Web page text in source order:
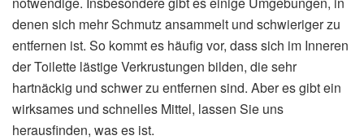
denen sich mehr Schmutz ansammelt und schwieriger zu
entfernen ist. So kommt es häufig vor, dass sich im Inneren
der Toilette lästige Verkrustungen bilden, die sehr
hartnäckig und schwer zu entfernen sind. Aber es gibt ein
wirksames und schnelles Mittel, lassen Sie uns
herausfinden, was es ist.